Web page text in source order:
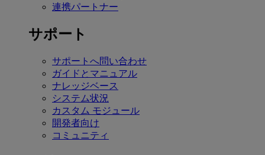
連携パートナー
サポート
サポートへ問い合わせ
ガイドとマニュアル
ナレッジベース
システム状況
カスタム モジュール
開発者向け
コミュニティ